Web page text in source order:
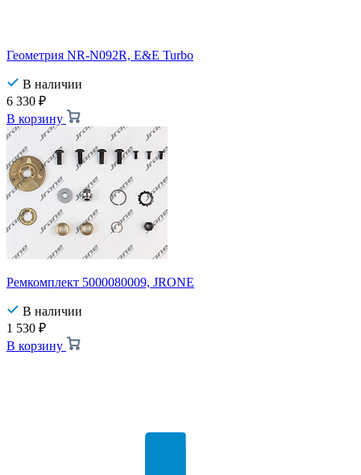
Геометрия NR-N092R, E&E Turbo
В наличии
6 330 ₽
В корзину
Ремкомплект 5000080009, JRONE
В наличии
1 530 ₽
В корзину